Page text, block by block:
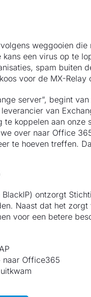
weggooien
een virus op te
spam buiten
voor de MX-Relay
server”, begint
van
te koppelen aan
over naar Office
te hoeven treffen.
ontzorgt
Naast dat het
voor een betere
naar Office365